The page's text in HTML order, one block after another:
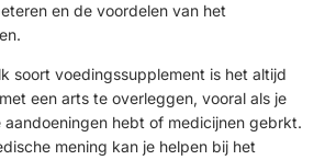
en de voordelen van het
soort voedingssupplement is het altijd
een arts te overleggen, vooral als je
aandoeningen hebt of medicijnen gebrkt.
mening kan je helpen bij het